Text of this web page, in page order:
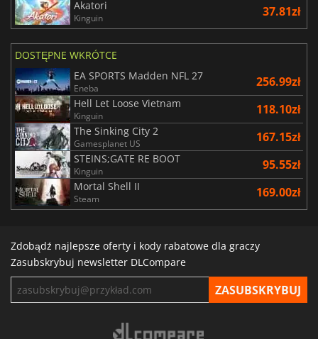
Akatori
Kinguin 37.81zł
DOSTĘPNE WKRÓTCE
EA SPORTS Madden NFL 27
Eneba 256.99zł
Hell Let Loose Vietnam
Kinguin 118.10zł
The Sinking City 2
Gamesplanet US 167.15zł
STEINS;GATE RE BOOT
Kinguin 95.55zł
Mortal Shell II
Steam 169.00zł
Zdobądź najlepsze oferty i kody rabatowe dla graczy
Zasubskrybuj newsletter DLCompare